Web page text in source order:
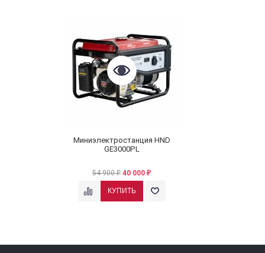
Миниэлектростанция HND
GE3000PL
54 900₽ 40 000 ₽